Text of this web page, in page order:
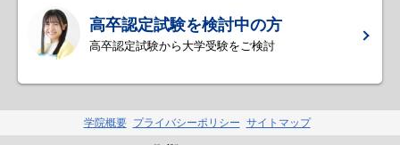
高卒認定試験を検討中の方
高卒認定試験から大学受験をご検討
学院概要 プライバシーポリシー サイトマップ